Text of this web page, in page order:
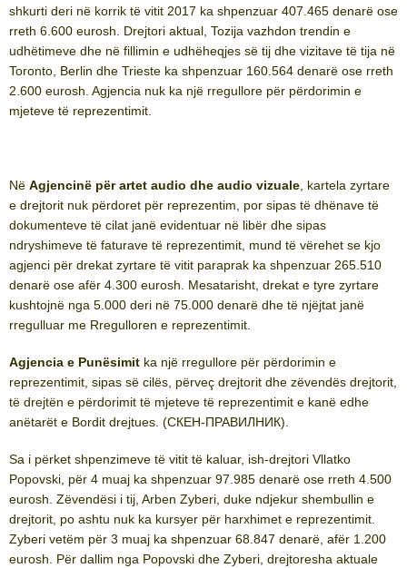
shkurti deri në korrik të vitit 2017 ka shpenzuar 407.465 denarë ose
rreth 6.600 eurosh. Drejtori aktual, Tozija vazhdon trendin e
udhëtimeve dhe në fillimin e udhëheqjes së tij dhe vizitave të tija në
Toronto, Berlin dhe Trieste ka shpenzuar 160.564 denarë ose rreth
2.600 eurosh. Agjencia nuk ka një rregullore për përdorimin e
mjeteve të reprezentimit.
Në Agjencinë për artet audio dhe audio vizuale, kartela zyrtare
e drejtorit nuk përdoret për reprezentim, por sipas të dhënave të
dokumenteve të cilat janë evidentuar në libër dhe sipas
ndryshimeve të faturave të reprezentimit, mund të vërehet se kjo
agjenci për drekat zyrtare të vitit paraprak ka shpenzuar 265.510
denarë ose afër 4.300 eurosh. Mesatarisht, drekat e tyre zyrtare
kushtojnë nga 5.000 deri në 75.000 denarë dhe të njëjtat janë
rregulluar me Rregulloren e reprezentimit.
Agjencia e Punësimit ka një rregullore për përdorimin e
reprezentimit, sipas së cilës, përveç drejtorit dhe zëvendës drejtorit,
të drejtën e përdorimit të mjeteve të reprezentimit e kanë edhe
anëtarët e Bordit drejtues. (СКЕН-ПРАВИЛНИК).
Sa i përket shpenzimeve të vitit të kaluar, ish-drejtori Vllatko
Popovski, për 4 muaj ka shpenzuar 97.985 denarë ose rreth 4.500
eurosh. Zëvendësi i tij, Arben Zyberi, duke ndjekur shembullin e
drejtorit, po ashtu nuk ka kursyer për harxhimet e reprezentimit.
Zyberi vetëm për 3 muaj ka shpenzuar 68.847 denarë, afër 1.200
eurosh. Për dallim nga Popovski dhe Zyberi, drejtoresha aktuale